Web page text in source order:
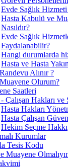
Evde Sağlık
Hasta Kabulü ve
Nasıldır?
Evde Sağlık
Faydalanabilir?
Hangi durumlarda
Hasta ve Hasta
Alınır ?
Olurum?
Saatleri
Çalışan Hakları ve
Hasta Hakları
Hasta Çalışan
Hekim Seçme Hakkı
Kurumlar
Tesis Kodu
Muayene